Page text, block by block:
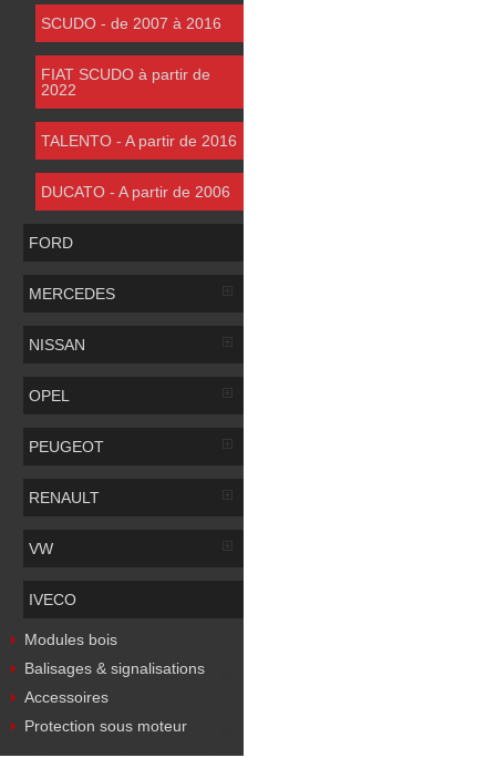
SCUDO - de 2007 à 2016
FIAT SCUDO à partir de
2022
TALENTO - A partir de 2016
DUCATO - A partir de 2006
FORD
MERCEDES
NISSAN
OPEL
PEUGEOT
RENAULT
VW
IVECO
Modules bois
Balisages & signalisations
Accessoires
Protection sous moteur